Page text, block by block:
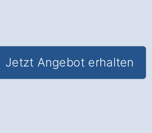
Jetzt Angebot erhalten